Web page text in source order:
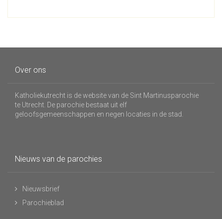
Over ons
Katholiekutrecht is de website van de Sint Martinusparochie
te Utrecht. De parochie bestaat uit elf
geloofsgemeenschappen en negen locaties in de stad.
Nieuws van de parochies
Nieuwsbrief
Parochieblad